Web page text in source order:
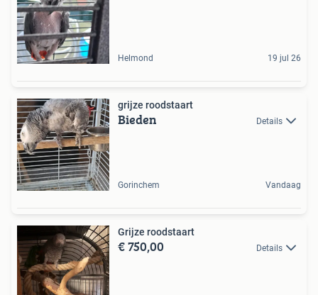
Helmond 19 jul 26
grijze roodstaart
Bieden Details
Gorinchem Vandaag
Grijze roodstaart
€ 750,00 Details